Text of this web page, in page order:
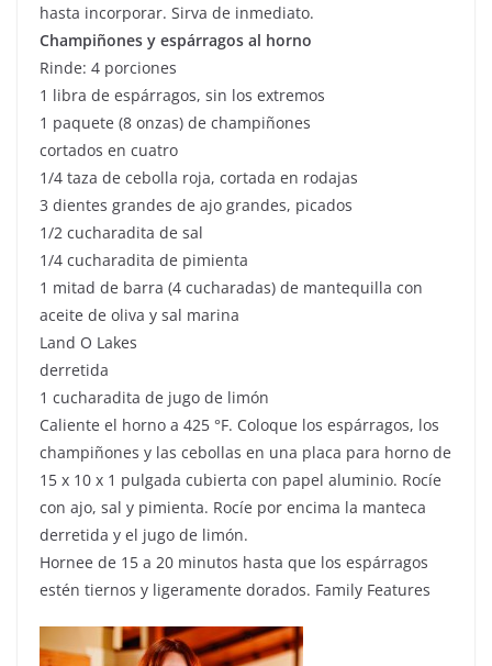
hasta incorporar. Sirva de inmediato.
Champiñones y espárragos al horno
Rinde: 4 porciones
1 libra de espárragos, sin los extremos
1 paquete (8 onzas) de champiñones
cortados en cuatro
1/4 taza de cebolla roja, cortada en rodajas
3 dientes grandes de ajo grandes, picados
1/2 cucharadita de sal
1/4 cucharadita de pimienta
1 mitad de barra (4 cucharadas) de mantequilla con
aceite de oliva y sal marina
Land O Lakes
derretida
1 cucharadita de jugo de limón
Caliente el horno a 425 °F. Coloque los espárragos, los
champiñones y las cebollas en una placa para horno de
15 x 10 x 1 pulgada cubierta con papel aluminio. Rocíe
con ajo, sal y pimienta. Rocíe por encima la manteca
derretida y el jugo de limón.
Hornee de 15 a 20 minutos hasta que los espárragos
estén tiernos y ligeramente dorados. Family Features